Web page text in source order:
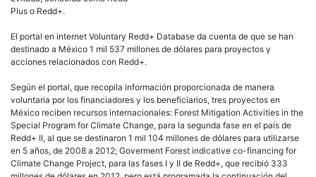
India, al que se le han otorgado 693.01 millones de dólares; Brasil, con
millones de dólares; e Indonesia, cuya bolsa asciende a 392.82 millones de
dólares.
provisional que espera sea reemplazada o incorporada a un mecanismo de
la Convención Marco de las Naciones Unidas sobre el Cambio Climático.
Redd+ Partnership se inauguró durante la Conferencia de Oslo sobre el
Clima y los Bosques, celebrada en Noruega en mayo de 2010. Ahí, jefes de
Estado, ministros y otros representantes de 50 países acordaron un marco
para la rápida aplicación de medidas de reducción de la deforestación.